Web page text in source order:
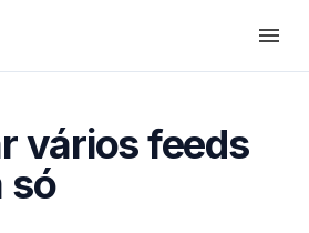
vários feeds
só